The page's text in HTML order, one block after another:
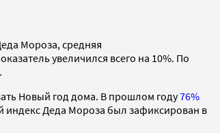
Мороза, средняя
увеличился всего на 10%. По
Новый год дома. В прошлом году76%
Деда Мороза был зафиксирован в